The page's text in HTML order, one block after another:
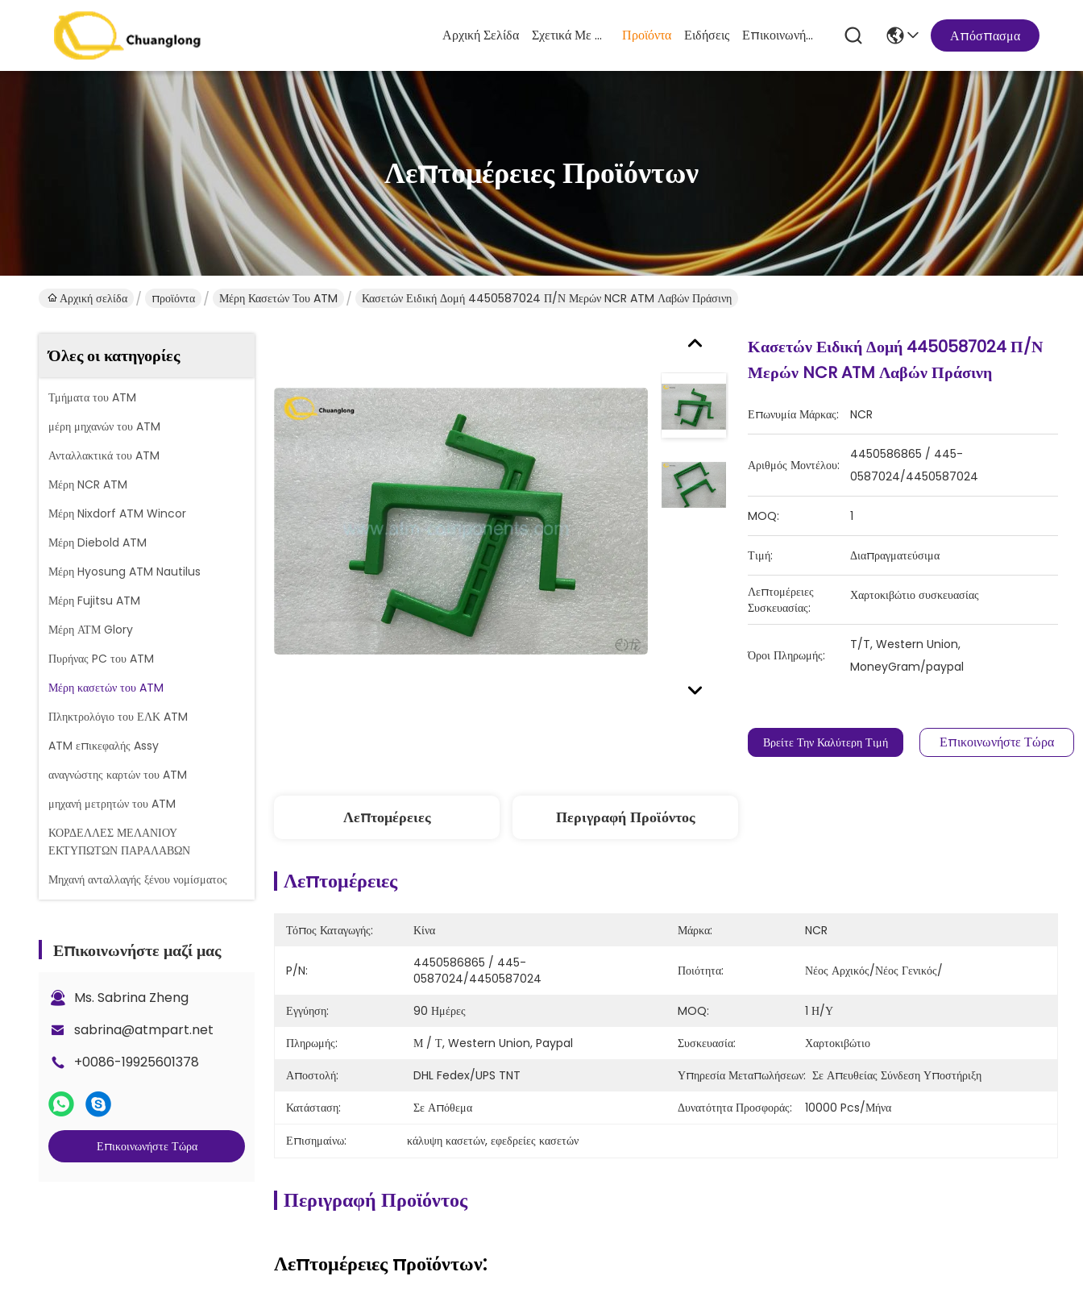
Αρχική Σελίδα Σχετικά Με Εμάς Προϊόντα Ειδήσεις Επικοινωνήστε Μαζί Μας Απόσπασμα
Λεπτομέρειες Προϊόντων
Αρχική σελίδα προϊόντα Μέρη Κασετών Του ATM Κασετών Ειδική Δομή 4450587024 Π/Ν Μερών NCR ATM Λαβών Πράσινη
Όλες οι κατηγορίες
Τμήματα του ATM
μέρη μηχανών του ATM
Ανταλλακτικά του ATM
Μέρη NCR ATM
Μέρη Nixdorf ATM Wincor
Μέρη Diebold ATM
Μέρη Hyosung ATM Nautilus
Μέρη Fujitsu ATM
Μέρη ΑΤΜ Glory
Πυρήνας PC του ATM
Μέρη κασετών του ATM
Πληκτρολόγιο του ΕΛΚ ATM
ATM επικεφαλής Assy
αναγνώστης καρτών του ATM
μηχανή μετρητών του ATM
ΚΟΡΔΕΛΛΕΣ ΜΕΛΑΝΙΟΥ
ΕΚΤΥΠΩΤΩΝ ΠΑΡΑΛΑΒΩΝ
Μηχανή ανταλλαγής ξένου νομίσματος
Κλειδαριά και κλειδιά
Ανταλλακτικά μετρητή G+D BPS C5
Επικοινωνήστε μαζί μας
Ms. Sabrina Zheng
sabrina@atmpart.net
+0086-19925601378
Επικοινωνήστε Τώρα
Κασετών Ειδική Δομή 4450587024 Π/Ν
Μερών NCR ATM Λαβών Πράσινη
Επωνυμία Μάρκας: NCR
Αριθμός Μοντέλου:
4450586865 / 445-
0587024/4450587024
MOQ: 1
Τιμή: Διαπραγματεύσιμα
Λεπτομέρειες
Συσκευασίας:
Χαρτοκιβώτιο συσκευασίας
Όροι Πληρωμής:
T/T, Western Union,
MoneyGram/paypal
Βρείτε Την Καλύτερη Τιμή Επικοινωνήστε Τώρα
Λεπτομέρειες Περιγραφή Προϊόντος
Λεπτομέρειες
Τόπος Καταγωγής: Κίνα Μάρκα: NCR
P/N:
4450586865 / 445-
0587024/4450587024
Ποιότητα: Νέος Αρχικός/νέος Γενικός/
Εγγύηση: 90 Ημέρες MOQ:
1 Η/υ
Πληρωμής:
Μ / Τ, Western Union, Paypal Συσκευασία:
Χαρτοκιβώτιο
Αποστολή:
DHL Fedex/UPS TNT Υπηρεσία Μεταπωλήσεων: Σε Απευθείας Σύνδεση Υποστήριξη
Κατάσταση:
Σε Απόθεμα Δυνατότητα Προσφοράς: 10000 Pcs/μήνα
Επισημαίνω: κάλυψη κασετών, εφεδρείες κασετών
Περιγραφή Προϊόντος
Λεπτομέρειες προϊόντων: